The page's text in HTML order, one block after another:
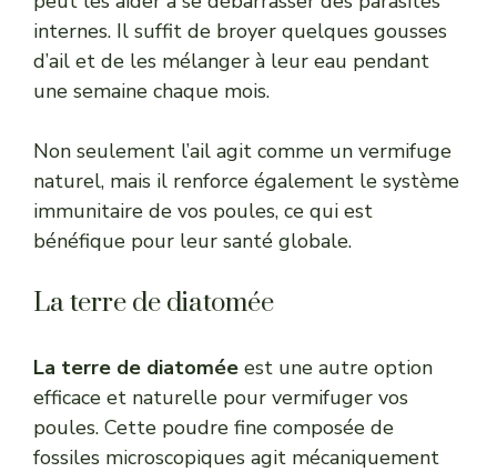
internes. Il suffit de broyer quelques gousses
d’ail et de les mélanger à leur eau pendant
une semaine chaque mois.
Non seulement l’ail agit comme un vermifuge
naturel, mais il renforce également le système
immunitaire de vos poules, ce qui est
bénéfique pour leur santé globale.
La terre de diatomée
La terre de diatomée est une autre option
efficace et naturelle pour vermifuger vos
poules. Cette poudre fine composée de
fossiles microscopiques agit mécaniquement